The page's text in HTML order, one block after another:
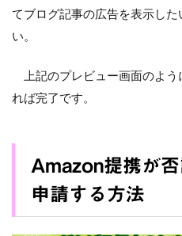
てブログ記事の広告を表示し
い。
上記のプレビュー画面のよう
れば完了です。
Amazon提携が
申請する方法